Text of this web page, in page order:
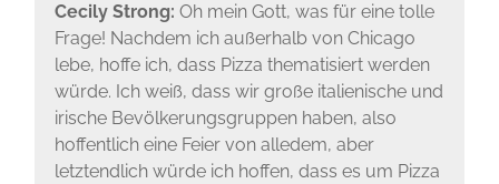
Cecily Strong: Oh mein Gott, was für eine tolle
Frage! Nachdem ich außerhalb von Chicago
lebe, hoffe ich, dass Pizza thematisiert werden
würde. Ich weiß, dass wir große italienische und
irische Bevölkerungsgruppen haben, also
hoffentlich eine Feier von alledem, aber
letztendlich würde ich hoffen, dass es um Pizza